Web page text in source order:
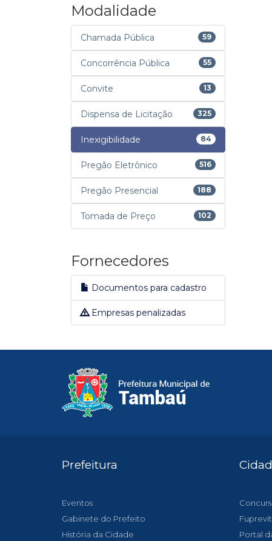
Modalidade
Chamada Pública 59
Concorrência Pública 55
Convite 13
Dispensa de Licitação 325
Inexigibilidade 84
Pregão Eletrônico 516
Pregão Presencial 188
Tomada de Preço 102
Fornecedores
Documentos para cadastro
Empresas penalizadas
Prefeitura
Eventos
Gabinete do Prefeito
História da Cidade
Fuprevit
Portal